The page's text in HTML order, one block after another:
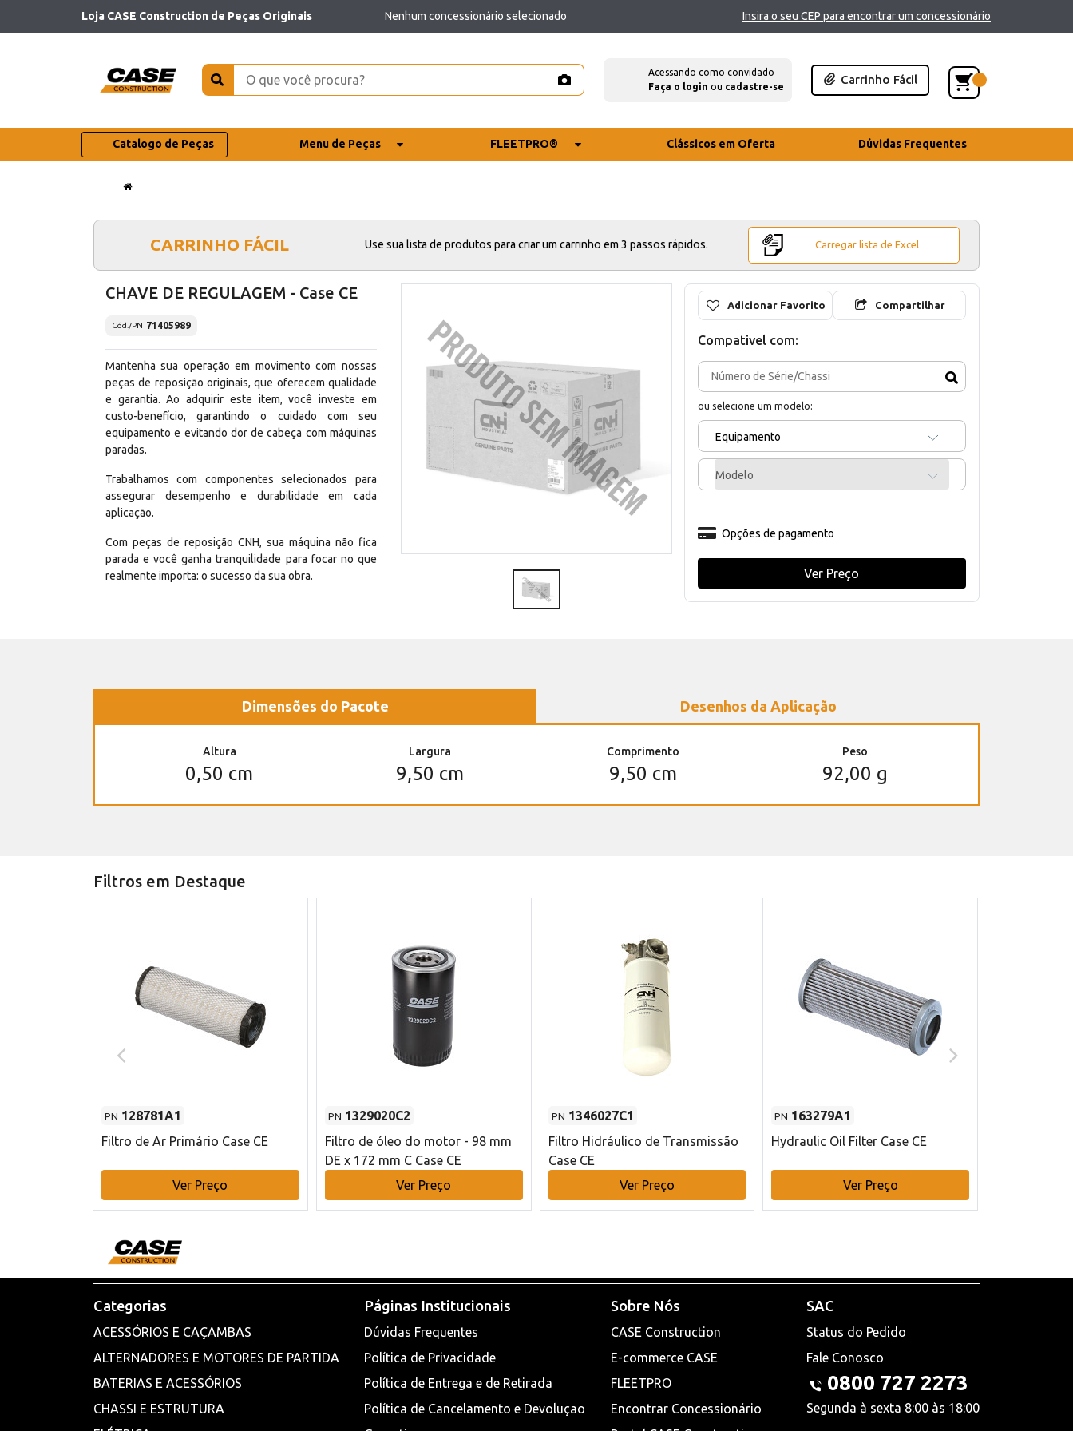
Loja CASE Construction de Peças Originais Nenhum concessionário selecionado Insira o seu CEP para encontrar um concessionário
Acessando como convidado
Faça o login ou cadastre-se
Carrinho Fácil
Catalogo de Peças Menu de Peças FLEETPRO® Clássicos em Oferta Dúvidas Frequentes
CARRINHO FÁCIL Use sua lista de produtos para criar um carrinho em 3 passos rápidos. Carregar lista de Excel
CHAVE DE REGULAGEM - Case CE
Cód./PN 71405989
Mantenha sua operação em movimento com nossas
peças de reposição originais, que oferecem qualidade
e garantia. Ao adquirir este item, você investe em
custo-benefício, garantindo o cuidado com seu
equipamento e evitando dor de cabeça com máquinas
paradas.
Trabalhamos com componentes selecionados para
assegurar desempenho e durabilidade em cada
aplicação.
Com peças de reposição CNH, sua máquina não fica
parada e você ganha tranquilidade para focar no que
realmente importa: o sucesso da sua obra.
Adicionar Favorito Compartilhar
Compativel com:
ou selecione um modelo:
Equipamento
Modelo
Opções de pagamento
Ver Preço
Dimensões do Pacote Desenhos da Aplicação
Altura
0,50 cm
Largura
9,50 cm
Comprimento
9,50 cm
Peso
92,00 g
Filtros em Destaque
PN 128781A1
Filtro de Ar Primário Case CE
Ver Preço
PN 1329020C2
Filtro de óleo do motor - 98 mm
DE x 172 mm C Case CE
Ver Preço
PN 1346027C1
Filtro Hidráulico de Transmissão
Case CE
Ver Preço
PN 163279A1
Hydraulic Oil Filter Case CE
Ver Preço
Categorias
ACESSÓRIOS E CAÇAMBAS
ALTERNADORES E MOTORES DE PARTIDA
BATERIAS E ACESSÓRIOS
CHASSI E ESTRUTURA
Páginas Institucionais
Dúvidas Frequentes
Política de Privacidade
Política de Entrega e de Retirada
Política de Cancelamento e Devoluçao
Sobre Nós
CASE Construction
E-commerce CASE
FLEETPRO
Encontrar Concessionário
SAC
Status do Pedido
Fale Conosco
0800 727 2273
Segunda à sexta 8:00 às 18:00